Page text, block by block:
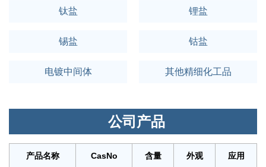
钛盐 锂盐
锡盐 钴盐
电镀中间体 其他精细化工品
公司产品
产品名称 CasNo 含量 外观 应用